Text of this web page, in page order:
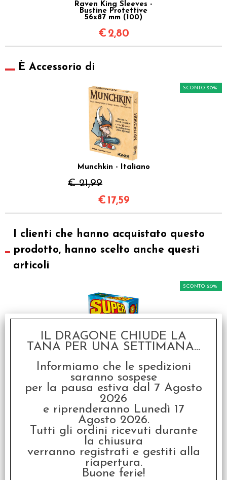
Raven King Sleeves -
Bustine Protettive
56x87 mm (100)
€ 2,80
È Accessorio di
Munchkin - Italiano
€ 21,99
SCONTO 20%
€ 17,59
I clienti che hanno acquistato questo
prodotto, hanno scelto anche questi
articoli
Super Munchkin -
Italiano
€ 26,99
SCONTO 20%
€ 21,59
IL DRAGONE CHIUDE LA
TANA PER UNA SETTIMANA...
Informiamo che le spedizioni
saranno sospese
per la pausa estiva dal 7 Agosto
2026
e riprenderanno Lunedì 17
Agosto 2026.
Tutti gli ordini ricevuti durante
la chiusura
verranno registrati e gestiti alla
riapertura.
Buone ferie!